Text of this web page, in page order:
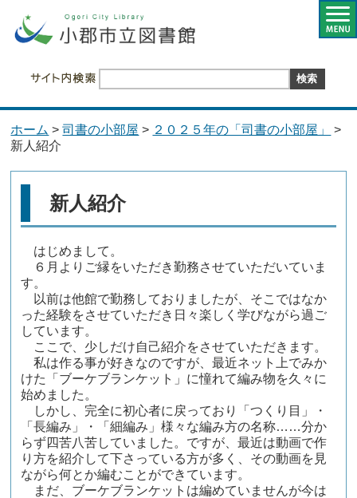
ホーム >司書の小部屋 > ２０２５年の「司書の小部屋」
>
新人紹介
新人紹介
はじめまして。
６ 月よりご縁をいただき勤務させていただいていま
す。
以前は他館で勤務しておりましたが、そこではなか
った経験をさせていただき日々楽しく学びながら過ご
しています。
ここで、少しだけ自己紹介をさせていただきます。
私は作る事が好きなのですが、最近ネット上でみか
けた「ブーケブランケット」に憧れて編み物を久々に
始めました。
しかし、完全に初心者に戻っており「つくり目」・
「長編み」・「細編み」様々な編み方の名称……分か
らず四苦八苦していました。ですが、最近は動画で作
り方を紹介して下さっている方が多く、その動画を見
ながら何とか編むことができています。
まだ、ブーケブランケットは編めていませんが今は